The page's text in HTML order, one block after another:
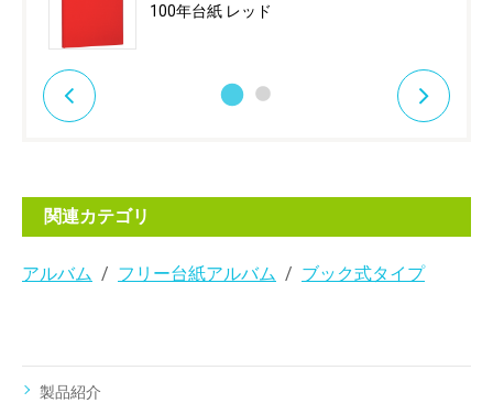
100年台紙 レッド
関連カテゴリ
アルバム フリー台紙アルバム ブック式タイプ
製品紹介